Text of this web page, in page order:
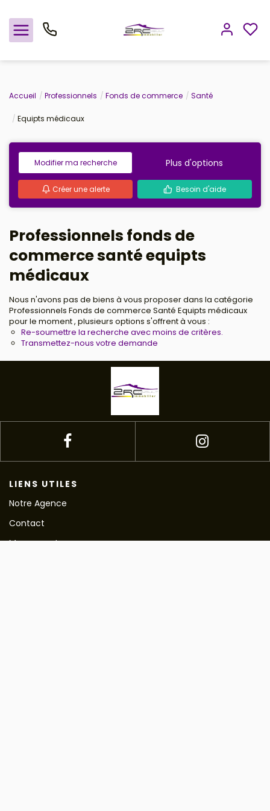
Nos offres
Notre agence
Rejoindre le groupement
Avis clients
Avis clients
Accueil Professionnels Fonds de commerce Santé
Equipts médicaux
Modifier ma recherche Plus d'options
Créer une alerte Besoin d'aide
Professionnels fonds de
commerce santé equipts
médicaux
Nous n'avons pas de biens à vous proposer dans la catégorie
Professionnels Fonds de commerce Santé Equipts médicaux
pour le moment , plusieurs options s'offrent à vous :
Re-soumettre la recherche avec moins de critères.
Transmettez-nous votre demande
LIENS UTILES
Notre Agence
Contact
Mon compte